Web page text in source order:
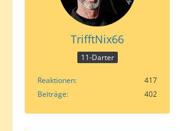
TrifftNix66
11-Darter
Reaktionen
417
Beiträge
402